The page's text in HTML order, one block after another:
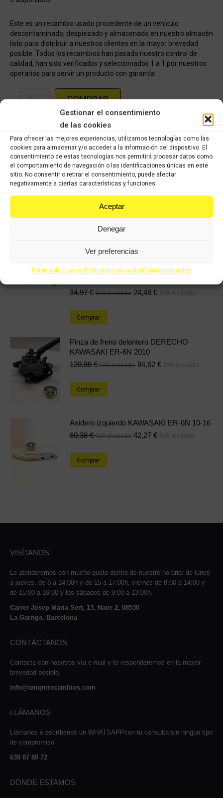
Gestionar el consentimiento
de las cookies
Para ofrecer las mejores experiencias, utilizamos tecnologías como las
cookies para almacenar y/o acceder a la información del dispositivo. El
consentimiento de estas tecnologías nos permitirá procesar datos como
el comportamiento de navegación o las identificaciones únicas en este
sitio. No consentir o retirar el consentimiento, puede afectar
negativamente a ciertas características y funciones.
Aceptar
Denegar
Ver preferencias
Política de CookiesPolítica de privacidadTérminos legales
Este es un recambio usado procedente de un vehículo
descontaminado, despiezado y almacenado en nuestro almacén
listo para distribuir a nuestros clientes en la mayor brevedad
posible. Todos los recambios han pasado nuestro control de
calidad, han sido verificados y seleccionados 1 a 1 por nuestros
operarios para servir un producto con garantía
Cierre
COMPRAR
KAWASAKI ER6F (2006-2009)
2009),Recambios ocasión Kawasaki
Share this product
X
FacebookPinterest
on
LinkedIn
Intermitente delantero izquierdo KAWASAKI
34,97€ IVA incluido 24,48 € IVA incluido
Comprar
Pinza de freno delantero DERECHO
KAWASAKI ER-6N 2010
120,88€ IVA incluido 84,62 € IVA incluido
Comprar
Asidero izquierdo KAWASAKI ER-6N 10-16
60,38€ IVA incluido 42,27 € IVA incluido
Comprar
VISÍTANOS
Le atenderemos con mucho gusto dentro de nuestro horario: de lunes
a jueves, de 8 a 14:00h y de 15 a 17:00h, viernes de 8:00 a 14:00 y
de 15:00 a 16:00 y los sábados de 9:00 a 13:00h.
Carrer Josep Maria Sert, 13, Nave 2, 08530
La Garriga, Barcelona
CONTÁCTANOS
Contacta con nosotros vía e-mail y te responderemos en la mayor
brevedad posible.
info@amqmrecambios.com
LLÁMANOS
Llámanos o escríbenos un WHATSAPPcon tu consulta sin ningún tipo
de compromiso
638 87 80 72
DÓNDE ESTAMOS